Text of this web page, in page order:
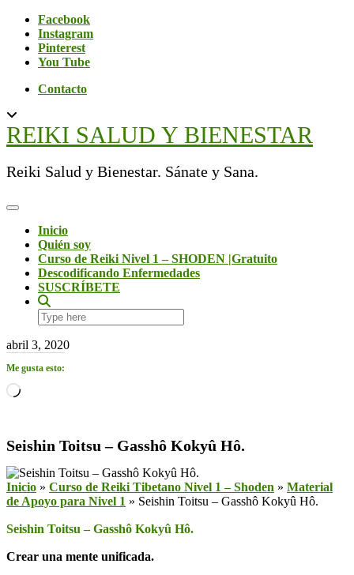
Skip
content
Social Facebook
Instagram
Pinterest
You Tube
Contacto
REIKI SALUD Y BIENESTAR
Reiki Salud y Bienestar. Sánate y Sana.
Toggle Navigation
Inicio
Quién soy
Curso de Reiki Nivel 1 – SHODEN |Gratuito
Descodificando Enfermedades
SUSCRÍBETE
here
abril 3, 2020
Me gusta esto:
Cargando...
Seishin Toitsu – Gasshô Kokyû Hô.
Inicio » Curso de Reiki Tibetano Nivel 1 – Shoden » Material
de Apoyo para Nivel 1 » Seishin Toitsu – Gasshô Kokyû Hô.
Seishin Toitsu – Gasshô Kokyû Hô.
Crear una mente unificada.